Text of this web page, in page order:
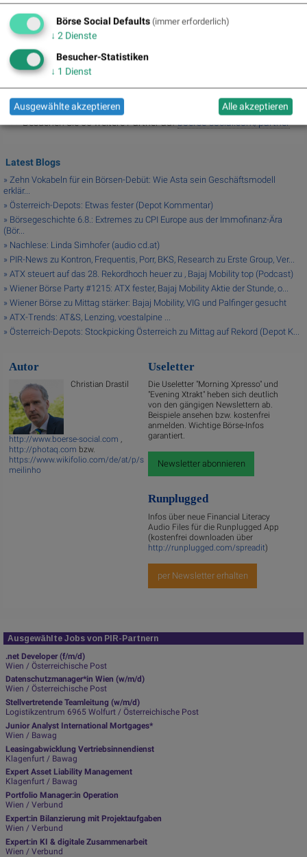
Random Partner
Polytec
Die Polytec Group ist ein Entwickler und Hersteller von
hochwertigen Kunststoffteilen und ist mit 26 Standorten und
über 4.500 Mitarbeitern weltweit aktiv. Das österreichische
Unternehmen zählt renommierte Weltmarken der
Automobilindustrie zu seinen Kunden.
>> Besuchen Sie 55 weitere Partner aufboerse-social.com/partner
Latest Blogs
» Zehn Vokabeln für ein Börsen-Debüt: Wie Asta sein Geschäftsmodell
erklär...
» Österreich-Depots: Etwas fester (Depot Kommentar)
» Börsegeschichte 6.8.: Extremes zu CPI Europe aus der Immofinanz-Ära
(Bör...
» Nachlese: Linda Simhofer (audio cd.at)
» PIR-News zu Kontron, Frequentis, Porr, BKS, Research zu Erste Group, Ver...
» ATX steuert auf das 28. Rekordhoch heuer zu , Bajaj Mobility top (Podcast)
» Wiener Börse Party #1215: ATX fester, Bajaj Mobility Aktie der Stunde, o...
» Wiener Börse zu Mittag stärker: Bajaj Mobility, VIG und Palfinger gesucht
» ATX-Trends: AT&S, Lenzing, voestalpine ...
» Österreich-Depots: Stockpicking Österreich zu Mittag auf Rekord (Depot K...
Autor
Christian Drastil
http://www.boerse-social.com ,
http://photaq.com bzw.
https://www.wikifolio.com/de/at/p/s
meilinho
Useletter
Die Useletter "Morning Xpresso" und
"Evening Xtrakt" heben sich deutlich
von den gängigen Newslettern ab.
Beispiele ansehen bzw. kostenfrei
anmelden. Wichtige Börse-Infos
garantiert.
Newsletter abonnieren
Runplugged
Infos über neue Financial Literacy
Audio Files für die Runplugged App
(kostenfrei downloaden über
http://runplugged.com/spreadit)
per Newsletter erhalten
Ausgewählte Jobs von PIR-Partnern
.net Developer (f/m/d)
Wien / Österreichische Post
Datenschutzmanager*in Wien (w/m/d)
Wien / Österreichische Post
Stellvertretende Teamleitung (w/m/d)
Logistikzentrum 6965 Wolfurt / Österreichische Post
Junior Analyst International Mortgages*
Wien / Bawag
Leasingabwicklung Vertriebsinnendienst
Klagenfurt / Bawag
Expert Asset Liability Management
Klagenfurt / Bawag
Portfolio Manager:in Operation
Wien / Verbund
Expert:in Bilanzierung mit Projektaufgaben
Wien / Verbund
Expert:in KI & digitale Zusammenarbeit
Wien / Verbund
Börse Social Defaults (immer erforderlich)
↓ 2 Dienste
Besucher-Statistiken
↓ 1 Dienst
Ausgewählte akzeptieren Alle akzeptieren